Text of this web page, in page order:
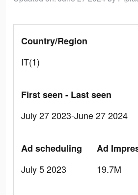
Country/Region
IT(1)
First seen - Last seen
July 27 2023-June 27 2024
Ad scheduling
July 5 2023
Ad
19.7M